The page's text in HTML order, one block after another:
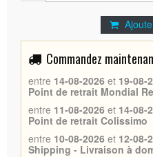
Commandez
entre 14-08-2026 et 19-08-
Point de retrait Mondial
entre 11-08-2026 et 14-08-
Point de retrait Colissimo
entre 10-08-2026 et 12-08-
Shipping - Livraison à